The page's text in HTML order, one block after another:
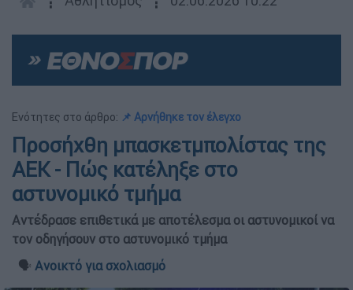
Ενότητες στο άρθρο: 📌 Αρνήθηκε τον έλεγχο
Προσήχθη μπασκετμπολίστας της
ΑΕΚ - Πώς κατέληξε στο
αστυνομικό τμήμα
Αντέδρασε επιθετικά με αποτέλεσμα οι αστυνομικοί να
τον οδηγήσουν στο αστυνομικό τμήμα
🗣️ Ανοικτό για σχολιασμό